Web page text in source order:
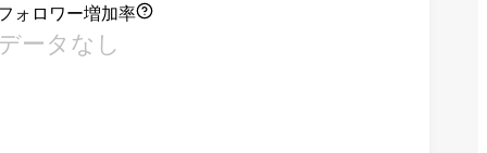
ォロワー増加率
ータなし